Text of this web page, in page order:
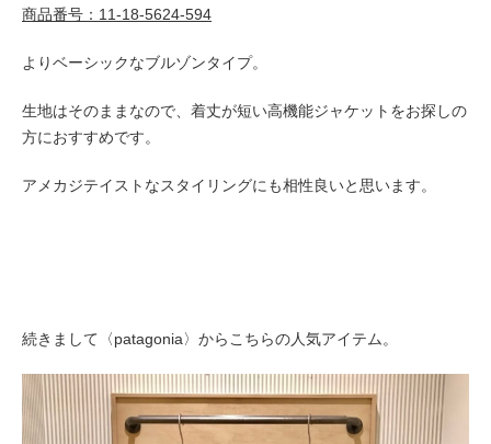
商品番号：11-18-5624-594
よりベーシックなブルゾンタイプ。
生地はそのままなので、着丈が短い高機能ジャケットをお探しの
方におすすめです。
アメカジテイストなスタイリングにも相性良いと思います。
続きまして〈patagonia〉からこちらの人気アイテム。